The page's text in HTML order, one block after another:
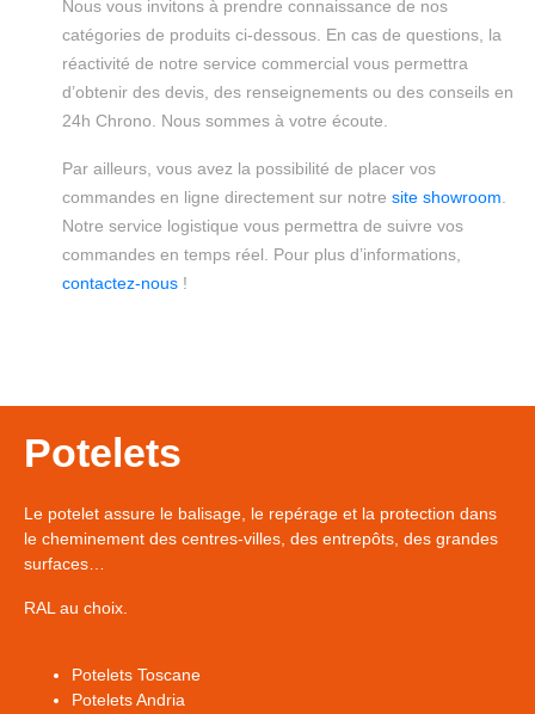
Nous vous invitons à prendre connaissance de nos
catégories de produits ci-dessous. En cas de questions, la
réactivité de notre service commercial vous permettra
d’obtenir des devis, des renseignements ou des conseils en
24h Chrono. Nous sommes à votre écoute.
Par ailleurs, vous avez la possibilité de placer vos
commandes en ligne directement sur notresite showroom
Notre service logistique vous permettra de suivre vos
commandes en temps réel. Pour plus d’informations,
contactez-nous !
Potelets
Le potelet assure le balisage, le repérage et la protection dans
le cheminement des centres-villes, des entrepôts, des grandes
surfaces…
RAL au choix.
Potelets Toscane
Potelets Andria